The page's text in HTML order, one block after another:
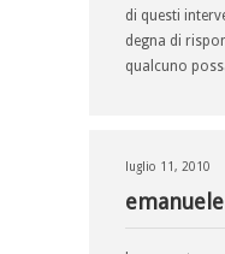
di questi
degna di
qualcuno
luglio 11, 2010
emanuele